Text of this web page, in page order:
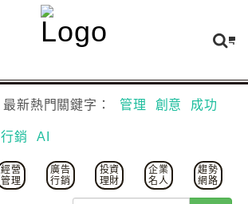
最新熱門關鍵字： 管理 創意 成功
行銷 AI
經營
管理
廣告
行銷
投資
理財
企業
名人
趨勢
網路